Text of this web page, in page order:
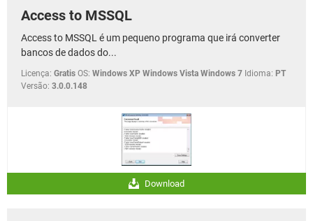
Access to MSSQL
Access to MSSQL é um pequeno programa que irá converter
bancos de dados do...
Licença: Gratis OS: Windows XP Windows Vista Windows 7 Idioma: PT
Versão: 3.0.0.148
Download